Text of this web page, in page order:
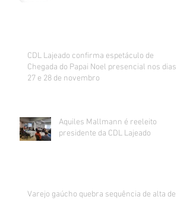
CDL Lajeado confirma espetáculo de
Chegada do Papai Noel presencial nos dias
27 e 28 de novembro
Aquiles Mallmann é reeleito
presidente da CDL Lajeado
Varejo gaúcho quebra sequência de alta de